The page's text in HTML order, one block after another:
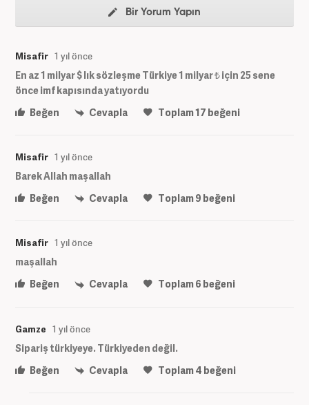
Bir Yorum Yapın
Misafir 1 yıl önce
En az 1 milyar $ lık sözleşme Türkiye 1 milyar ₺ için 25 sene
önce imf kapısında yatıyordu
Beğen
Cevapla Toplam17 beğeni
Misafir 1 yıl önce
Barek Allah maşallah
Beğen
Cevapla Toplam9 beğeni
Misafir 1 yıl önce
maşallah
Beğen
Cevapla Toplam6 beğeni
Gamze 1 yıl önce
Sipariş türkiyeye. Türkiyeden değil.
Beğen
Cevapla Toplam4 beğeni